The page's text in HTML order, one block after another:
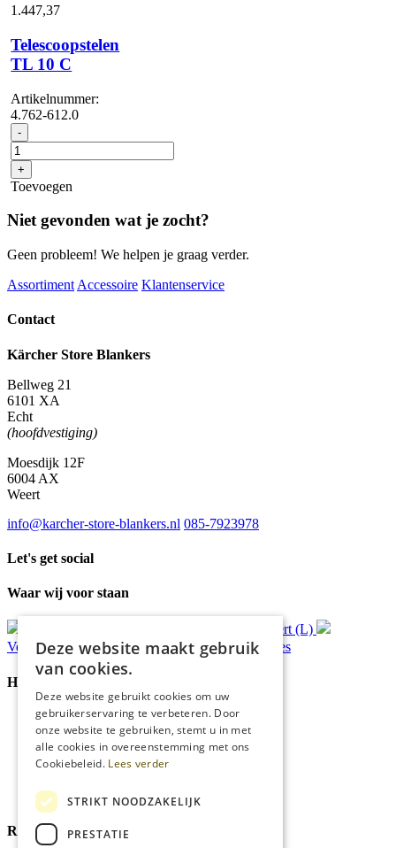
1.447,37
Telescoopstelen
TL 10 C
Artikelnummer:
4.762-612.0
- Telescoopstelen
TL
10
C
aantal
+
Toevoegen
Niet gevonden wat je zocht?
Geen probleem! We helpen je graag verder.
Assortiment Accessoire Klantenservice
Contact
Kärcher Store Blankers
Bellweg 21
6101 XA
Echt
(hoofdvestiging)
Moesdijk 12F
6004 AX
Weert
info@karcher-store-blankers.nl 085-7923978
Let's get social
Waar wij voor staan
Ophalen in Echt of Weert (L)
Verzondenbinnen 48 uur* Persoonlijk advies
Handige Links
Home
Klantenservice
Over ons
Blog
Cookies
Reviewmerk
Deze website maakt gebruik
van cookies.
Deze website gebruikt cookies om uw
gebruikerservaring te verbeteren. Door
onze website te gebruiken, stemt u in met
alle cookies in overeenstemming met ons
Cookiebeleid. Lees verder
STRIKT NOODZAKELIJK
PRESTATIE